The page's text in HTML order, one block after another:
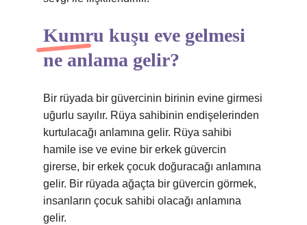
Kumru kuşu eve gelmesi
ne anlama gelir?
Bir rüyada bir güvercinin birinin evine girmesi
uğurlu sayılır. Rüya sahibinin endişelerinden
kurtulacağı anlamına gelir. Rüya sahibi
hamile ise ve evine bir erkek güvercin
girerse, bir erkek çocuk doğuracağı anlamına
gelir. Bir rüyada ağaçta bir güvercin görmek,
insanların çocuk sahibi olacağı anlamına
gelir.